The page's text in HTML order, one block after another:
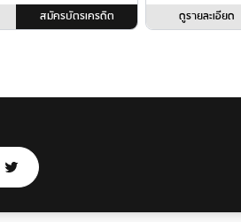
สมัครบัตรเครดิต ดูรายละเอียด